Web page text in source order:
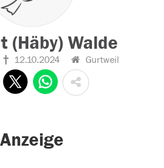
(Häby) Walde
12.10.2024 Gurtweil
Anzeige